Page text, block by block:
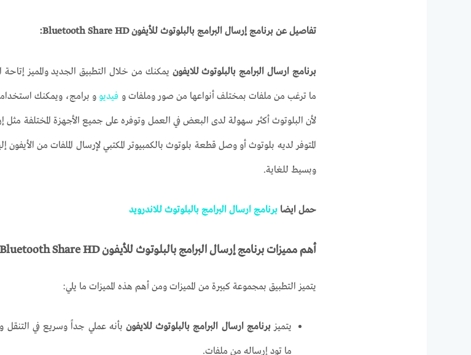
تفاصيل عن برنامج إرسال البرامج بالبلوتوث للأيفونBluetooth Share HD
:
برنامج ارسال البرامج بالبلوتوث للايفون يمكنك من خلال التطبيق الجديد والمميز
ما ترغب من ملفات بمختلف أنواعها من صور وملفات و فيديو و برامج، ويمكنك
لأن البلوتوث أكثر سهولة لدى البعض في العمل وتوفره على جميع الأجهزة المختلفة مثل
المتوفر لديه بلوتوث أو وصل قطعة بلوتوث بالكمبيوتر المكتبي لإرسال الملفات من
وبسيط للغاية.
حمل ايضا برنامج ارسال البرامج بالبلوتوث للاندرويد
أهم مميزات برنامج إرسال البرامج بالبلوتوث للأيفونBluetooth Share HD
يتميز التطبيق بمجموعة كبيرة من المميزات ومن أهم هذه المميزات ما يلي:
يتميزبرنامج ارسال البرامج بالبلوتوث للايفون بأنه عملي جداً وسريع في التنقل
ما تود إرساله من ملفات.